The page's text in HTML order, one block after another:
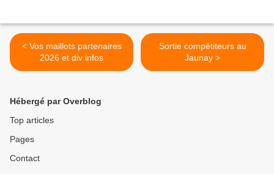
< Vos maillots partenaires
2026 et div infos
Sortie compétiteurs au
Jaunay >
Hébergé par Overblog
Top articles
Pages
Contact